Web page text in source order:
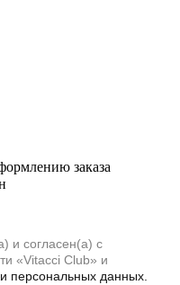
заказа
и согласен(а) с
«Vitacci Club» и
персональных данных.